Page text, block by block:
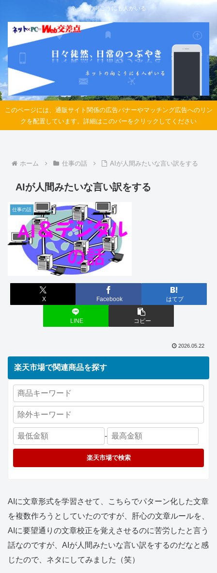
ネットの向こうにも人がいる
このページには、通販サイト関係の広告バナーやマッチング広告へのリン
クを配置しています。詳細はこのバーをクリックしてください
ホーム 仕事の話 AIが人間みたいな言い訳をする
AIが人間みたいな言い訳をする
仕事の話
X Facebook はてブ
LINE コピー
2026.05.22
楽天市場で関連商品を探す
-
楽天市場で検索
AIに文章形式を学習させて、こちらでパターン化した文章
を複数作ろうとしていたのですが、肝心の文章ルールを、
AIに要望通りの文章校正を覚えさせるのに苦労したと言う
話なのですが、AIが人間みたいな言い訳をするのだなと感
じたので、ネタにしてみました（笑）